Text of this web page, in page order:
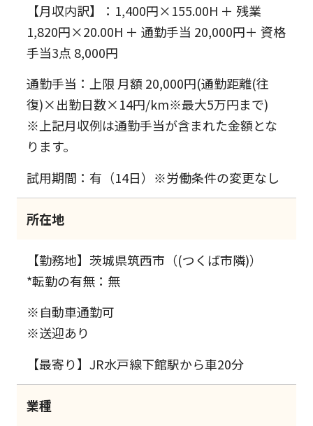
【月収内訳】：1,400円×155.00H ＋ 残業
1,820円×20.00H ＋ 通勤手当 20,000円＋ 資格
手当3点 8,000円
通勤手当：上限 月額 20,000円(通勤距離(往
復)×出勤日数×14円/km※最大5万円まで)
※上記月収例は通勤手当が含まれた金額とな
ります。
試用期間：有（14日）※労働条件の変更なし
所在地
【勤務地】茨城県筑西市（(つくば市隣)）
*転勤の有無：無
※自動車通勤可
※送迎あり
【最寄り】JR水戸線下館駅から車20分
業種